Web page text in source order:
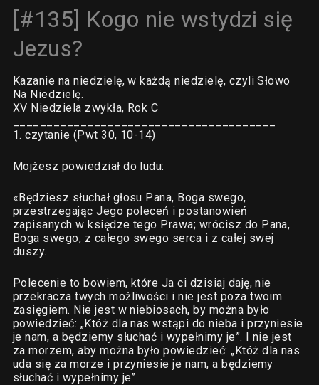
[#135] Kogo nie wstydzi się
Jezus?
Kazanie na niedzielę, w każdą niedzielę, czyli Słowo
Na Niedzielę.
XV Niedziela zwykła, Rok C
1. czytanie (Pwt 30, 10-14)
Mojżesz powiedział do ludu:
«Będziesz słuchał głosu Pana, Boga swego,
przestrzegając Jego poleceń i postanowień
zapisanych w księdze tego Prawa; wrócisz do Pana,
Boga swego, z całego swego serca i z całej swej
duszy.
Polecenie to bowiem, które Ja ci dzisiaj daję, nie
przekracza twych możliwości i nie jest poza twoim
zasięgiem. Nie jest w niebiosach, by można było
powiedzieć: „Któż dla nas wstąpi do nieba i przyniesie
je nam, a będziemy słuchać i wypełnimy je”. I nie jest
za morzem, aby można było powiedzieć: „Któż dla nas
uda się za morze i przyniesie je nam, a będziemy
słuchać i wypełnimy je”.